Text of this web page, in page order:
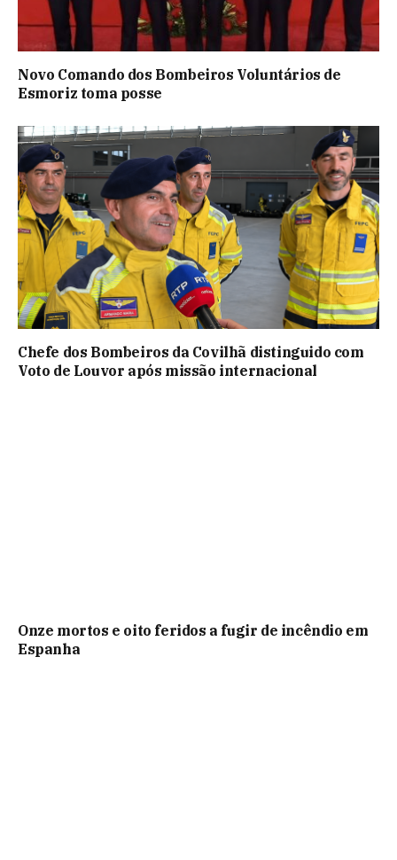
Novo Comando dos Bombeiros Voluntários de
Esmoriz toma posse
Chefe dos Bombeiros da Covilhã distinguido com
Voto de Louvor após missão internacional
Onze mortos e oito feridos a fugir de incêndio em
Espanha